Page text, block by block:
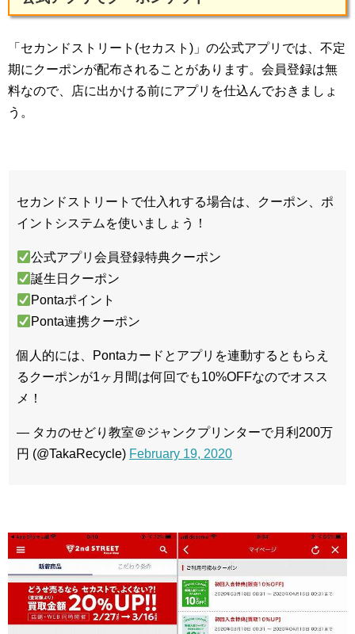
「セカンドストリート(セカスト)」の公式アプリでは、不定
期にクーポンが配布されることがあります。会員登録は無
料なので、店に出かける前にアプリを仕込んでおきましょ
う。
セカンドストリートで仕入れする場合は、クーポン、ポ
イントシステムを使いましょう！
公式アプリ会員登録特典クーポン
誕生日クーポン
Pontaポイント
Ponta連携クーポン
個人的には、Pontaカードとアプリを連動するともらえ
るクーポンが1ヶ月間は何回でも10%OFFなのでオスス
メ！
— タカのせどり教室＠ジャンクプリンターで月利200万
円 (@TakaRecycle) February 19, 2020